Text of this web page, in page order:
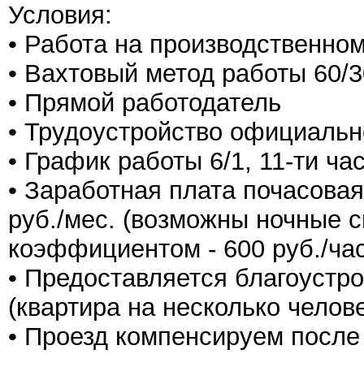
Условия:
• Работа на
• Вахтовый метод работы 60/
• Прямой работодатель
• Трудоустройство
• График работы 6/1, 11-ти
• Заработная плата
руб./мес. (возможны ночные
коэффициентом - 600 руб./
• Предоставляется
(квартира на несколько
• Проезд компенсируем